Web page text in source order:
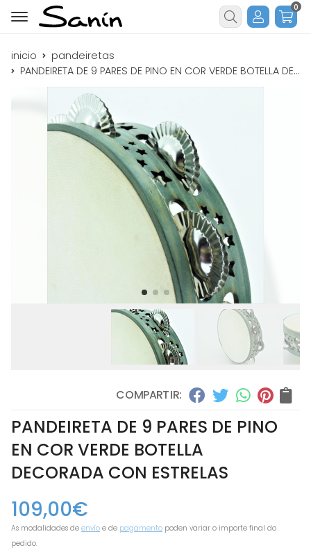
Buscar
0
inicio
pandeiretas
PANDEIRETA DE 9 PARES DE PINO EN COR VERDE BOTELLA DECORADA CON ESTRELAS
COMPARTIR:
PANDEIRETA DE 9 PARES DE PINO
EN COR VERDE BOTELLA
DECORADA CON ESTRELAS
109,00€
As modalidades de envío e de pagamento poden variar o importe final do
pedido.